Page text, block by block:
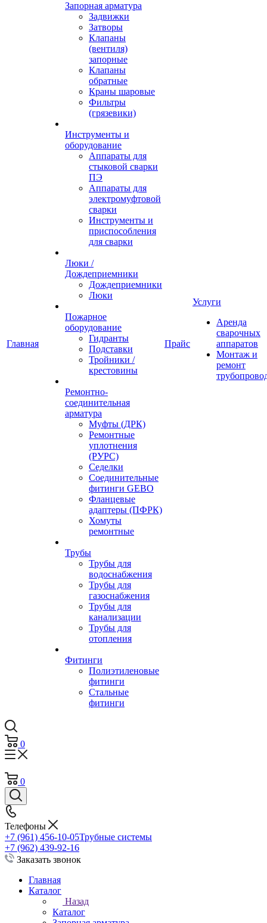
Главная
Запорная арматура
Задвижки
Затворы
Клапаны
(вентиля)
запорные
Клапаны
обратные
Краны шаровые
Фильтры
(грязевики)
Инструменты и
оборудование
Аппараты для
стыковой сварки
ПЭ
Аппараты для
электромуфтовой
сварки
Инструменты и
приспособления
для сварки
Люки /
Дождеприемники
Дождеприемники
Люки
Пожарное
оборудование
Гидранты
Подставки
Тройники /
крестовины
Ремонтно-
соединительная
арматура
Муфты (ДРК)
Ремонтные
уплотнения
(РУРС)
Седелки
Соединительные
фитинги GEBO
Фланцевые
адаптеры (ПФРК)
Хомуты
ремонтные
Трубы
Трубы для
водоснабжения
Трубы для
газоснабжения
Трубы для
канализации
Трубы для
отопления
Фитинги
Полиэтиленовые
фитинги
Стальные
фитинги
Прайс
Услуги
Аренда
сварочных
аппаратов
Монтаж и
ремонт
0
0
Телефоны
+7 (961) 456-10-05Трубные системы
+7 (962) 439-92-16
Заказать звонок
Главная
Каталог
Назад
Каталог